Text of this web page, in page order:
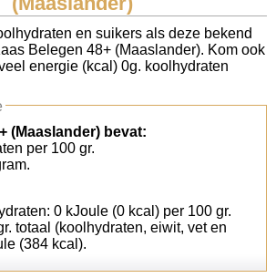
en suikers als deze bekend
Belegen 48+ (Maaslander). Kom ook
energie (kcal) 0g. koolhydraten
(Maaslander) bevat:
per 100 gr.
0 kJoule (0 kcal) per 100 gr.
totaal (koolhydraten, eiwit, vet en
(384 kcal).